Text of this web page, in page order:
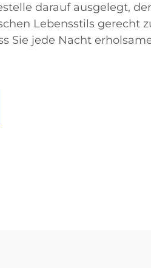
darauf ausgelegt,
Lebensstils gerecht
Sie jede Nacht